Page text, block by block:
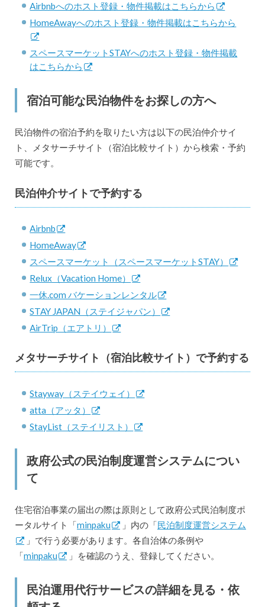
Airbnbへのホスト登録・物件掲載はこちらから
HomeAwayへのホスト登録・物件掲載はこちらから
スペースマーケットSTAYへのホスト登録・物件掲載
はこちらから
宿泊可能な民泊物件をお探しの方へ
民泊物件の宿泊予約を取りたい方は以下の民泊仲介サイ
ト、メタサーチサイト（宿泊比較サイト）から検索・予約
可能です。
民泊仲介サイトで予約する
Airbnb
HomeAway
スペースマーケット（スペースマーケットSTAY）
Relux（Vacation Home）
一休.com バケーションレンタル
STAY JAPAN（ステイジャパン）
AirTrip（エアトリ）
メタサーチサイト（宿泊比較サイト）で予約する
Stayway（ステイウェイ）
atta（アッタ）
StayList（ステイリスト）
政府公式の民泊制度運営システムについ
て
住宅宿泊事業の届出の際は原則として政府公式民泊制度ポ
ータルサイト「minpaku 」内の「民泊制度運営システム
」で行う必要があります。各自治体の条例や
「minpaku 」を確認のうえ、登録してください。
民泊運用代行サービスの詳細を見る・依